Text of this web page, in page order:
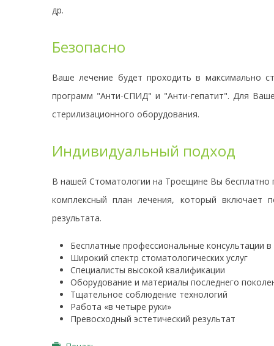
др.
Безопасно
Ваше лечение будет проходить в максимально
программ "Анти-СПИД" и "Анти-гепатит". Для
стерилизационного оборудования.
Индивидуальный подход
В нашей Стоматологии на Троещине Вы бесплатно
комплексный план лечения, который включает
результата.
Бесплатные профессиональные консультации
Широкий спектр стоматологических услуг
Специалисты высокой квалификации
Оборудование и материалы последнего
Тщательное соблюдение технологий
Работа «в четыре руки»
Превосходный эстетический результат